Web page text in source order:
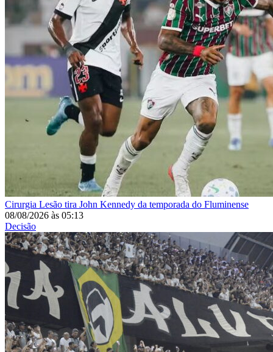
Cirurgia Lesão tira John Kennedy da temporada do Fluminense
08/08/2026 às 05:13
Decisão